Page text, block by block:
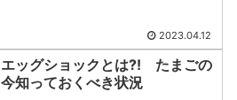
2023.04.12
エッグショックとは⁈ たまごの
今知っておくべき状況